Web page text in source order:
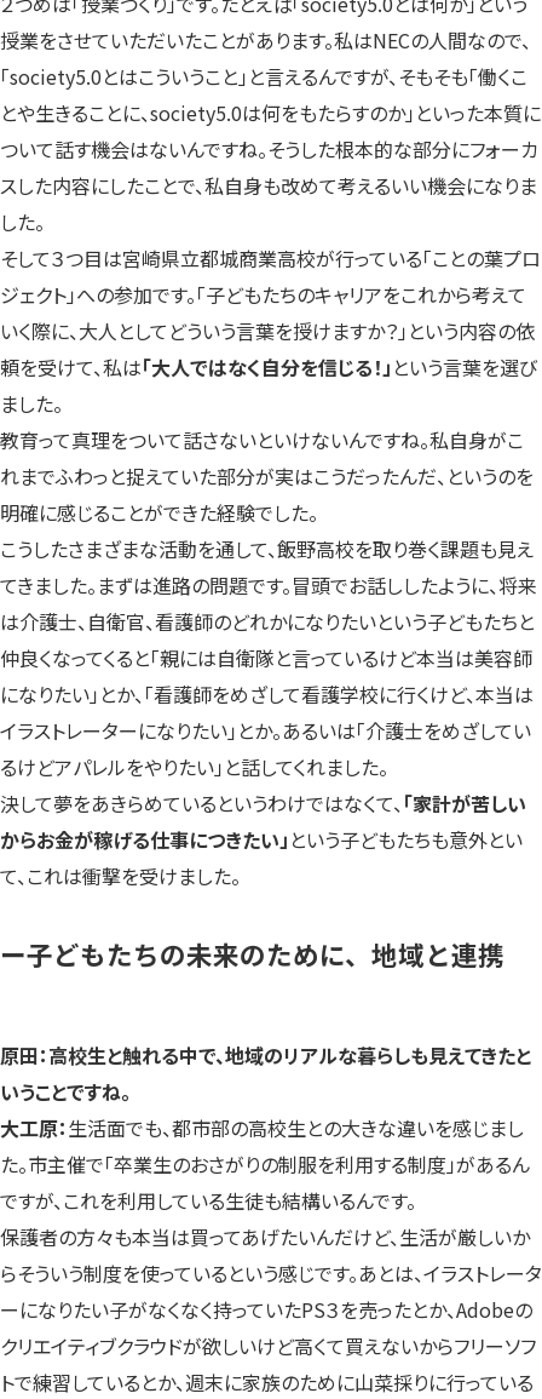
授業をさせていただいたことがあります。私はNECの人間なので、
「society5.0とはこういうこと」と言えるんですが、そもそも「働くこ
とや生きることに、society5.0は何をもたらすのか」といった本質に
ついて話す機会はないんですね。そうした根本的な部分にフォーカ
スした内容にしたことで、私自身も改めて考えるいい機会になりま
した。
そして３つ目は宮崎県立都城商業高校が行っている「ことの葉プロ
ジェクト」への参加です。「子どもたちのキャリアをこれから考えて
いく際に、大人としてどういう言葉を授けますか？」という内容の依
頼を受けて、私は「大人ではなく自分を信じる！」 という言葉を選び
ました。
教育って真理をついて話さないといけないんですね。私自身がこ
れまでふわっと捉えていた部分が実はこうだったんだ、というのを
明確に感じることができた経験でした。
こうしたさまざまな活動を通して、飯野高校を取り巻く課題も見え
てきました。まずは進路の問題です。冒頭でお話ししたように、将来
は介護士、自衛官、看護師のどれかになりたいという子どもたちと
仲良くなってくると「親には自衛隊と言っているけど本当は美容師
になりたい」とか、「看護師をめざして看護学校に行くけど、本当は
イラストレーターになりたい」とか。あるいは「介護士をめざしてい
るけどアパレルをやりたい」と話してくれました。
決して夢をあきらめているというわけではなくて、「家計が苦しい
からお金が稼げる仕事につきたい」 という子どもたちも意外とい
て、これは衝撃を受けました。
ー子どもたちの未来のために、地域と連携
原田：高校生と触れる中で、地域のリアルな暮らしも見えてきたと
いうことですね。
大工原：生活面でも、都市部の高校生との大きな違いを感じまし
た。市主催で「卒業生のおさがりの制服を利用する制度」があるん
ですが、これを利用している生徒も結構いるんです。
保護者の方々も本当は買ってあげたいんだけど、生活が厳しいか
らそういう制度を使っているという感じです。あとは、イラストレータ
ーになりたい子がなくなく持っていたPS３を売ったとか、Adobeの
クリエイティブクラウドが欲しいけど高くて買えないからフリーソフ
トで練習しているとか、週末に家族のために山菜採りに行っている